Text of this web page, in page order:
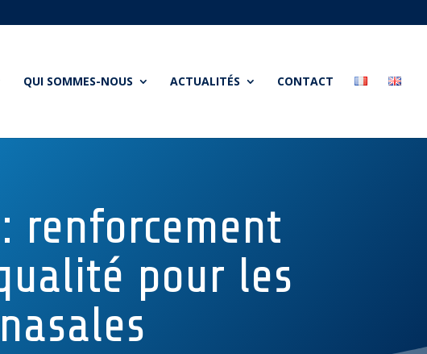
QUI SOMMES-NOUS ACTUALITÉS CONTACT
renforcement
pour les